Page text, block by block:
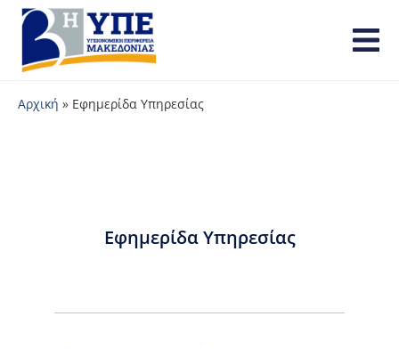
Αρχική » Εφημερίδα Υπηρεσίας
Εφημερίδα Υπηρεσίας